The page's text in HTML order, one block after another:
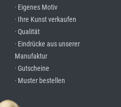
· Eigenes Motiv
· Ihre Kunst verkaufen
· Qualität
· Eindrücke aus unserer
Manufaktur
· Gutscheine
· Muster bestellen